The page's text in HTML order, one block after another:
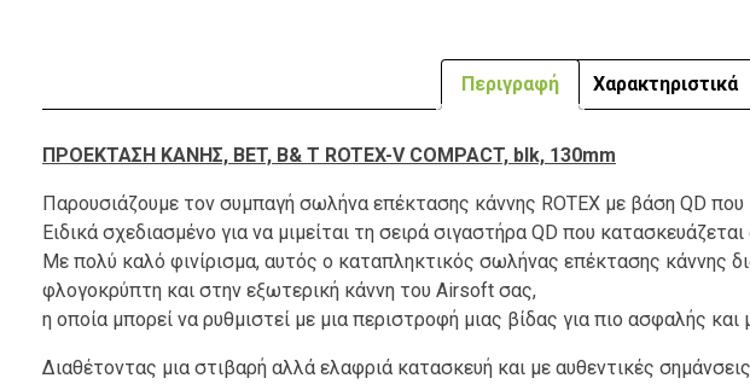
Περιγραφή Χαρακτηριστικά
ΠΡΟΕΚΤΑΣΗ ΚΑΝΗΣ, BET, B& T ROTEX-V COMPACT, blk, 130mm
Παρουσιάζουμε τον συμπαγή σωλήνα επέκτασης κάννης ROTEX με βάση QD που
Ειδικά σχεδιασμένο για να μιμείται τη σειρά σιγαστήρα QD που
Με πολύ καλό φινίρισμα, αυτός ο καταπληκτικός σωλήνας επέκτασης κάννης
φλογοκρύπτη και στην εξωτερική κάννη του Airsoft σας,
η οποία μπορεί να ρυθμιστεί με μια περιστροφή μιας βίδας για πιο ασφαλής και
Διαθέτοντας μια στιβαρή αλλά ελαφριά κατασκευή και με αυθεντικές